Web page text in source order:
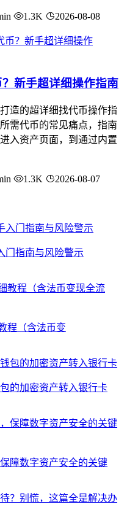
1.3K 2026-08-08
新手超详细操作指南
造的超详细找代币操作指
需代币的常见痛点，指南
入资产页面，到通过内置
1.3K 2026-08-07
门指南与风险警示
程（含法币变
的加密资产转入银行卡
障数字资产安全的关键